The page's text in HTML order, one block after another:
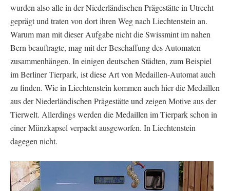
wurden also alle in der Niederländischen Prägestätte in Utrecht
geprägt und traten von dort ihren Weg nach Liechtenstein an.
Warum man mit dieser Aufgabe nicht die Swissmint im nahen
Bern beauftragte, mag mit der Beschaffung des Automaten
zusammenhängen. In einigen deutschen Städten, zum Beispiel
im Berliner Tierpark, ist diese Art von Medaillen-Automat auch
zu finden. Wie in Liechtenstein kommen auch hier die Medaillen
aus der Niederländischen Prägestätte und zeigen Motive aus der
Tierwelt. Allerdings werden die Medaillen im Tierpark schon in
einer Münzkapsel verpackt ausgeworfen. In Liechtenstein
dagegen nicht.